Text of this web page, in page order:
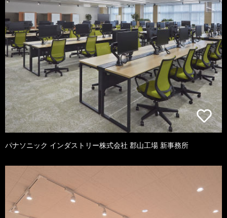
パナソニック インダストリー株式会社 郡山工場 新事務所